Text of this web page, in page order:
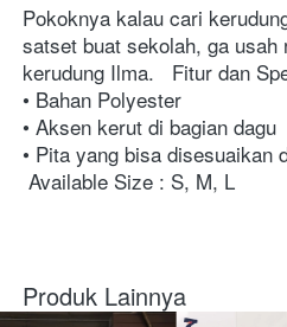
Pokoknya kalau cari
satset buat sekolah, ga usah
kerudung Ilma.
Fitur dan
• Bahan Polyester
• Aksen kerut di bagian dagu
• Pita yang bisa disesuaikan
Available Size : S, M, L
Produk Lainnya